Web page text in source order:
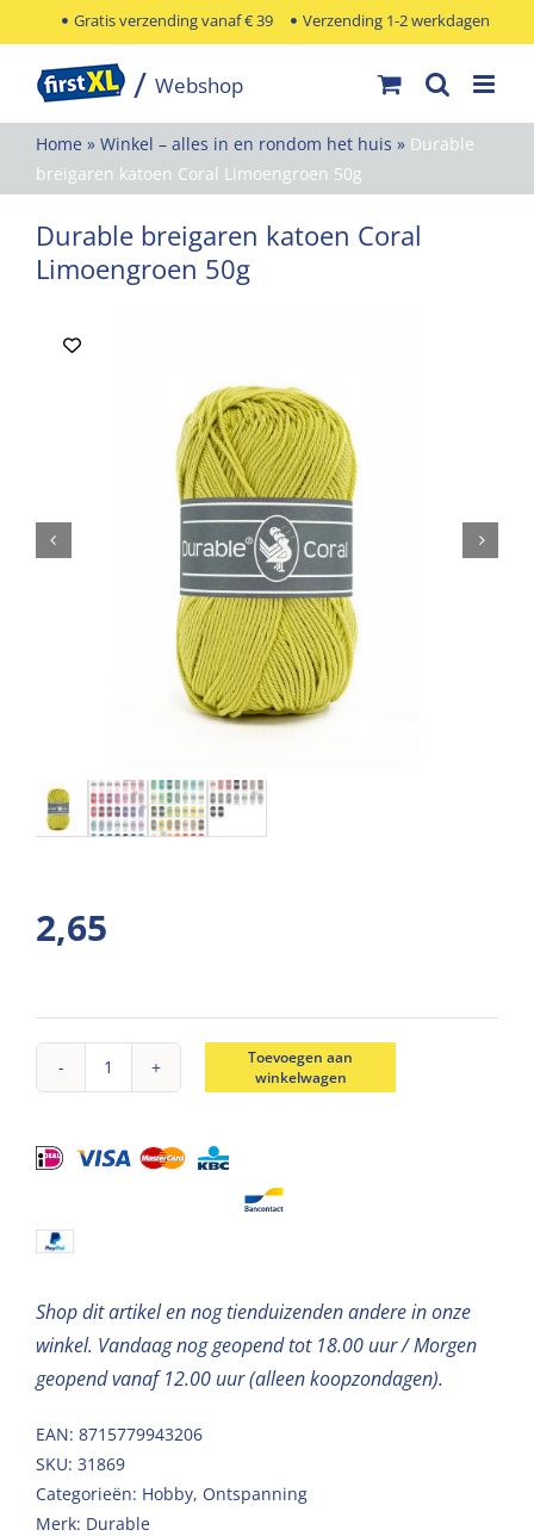
naar
inhoud
Gratis verzending vanaf € 39 Verzending 1-2 werkdagen
Home » Winkel – alles in en rondom het huis » Durable
breigaren katoen Coral Limoengroen 50g
Durable breigaren katoen Coral
Limoengroen 50g
2,65
Durable
katoen
Toevoegen aan
winkelwagen
Shop dit artikel en nog tienduizenden andere in onze
winkel. Vandaag nog geopend tot 18.00 uur / Morgen
geopend vanaf 12.00 uur (alleen koopzondagen).
EAN: 8715779943206
SKU: 31869
Categorieën: Hobby, Ontspanning
Merk: Durable